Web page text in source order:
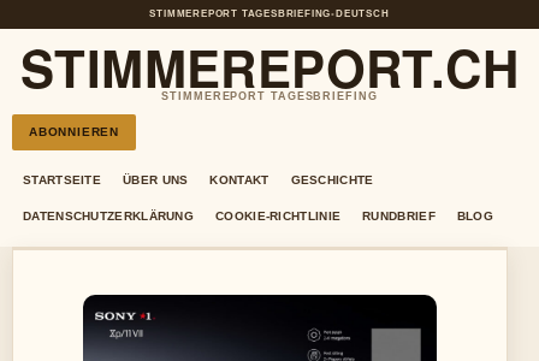
STIMMEREPORT TAGESBRIEFING• DEUTSCH
STIMMEREPORT.CH
STIMMEREPORT TAGESBRIEFING
ABONNIEREN
STARTSEITE ÜBER UNS KONTAKT GESCHICHTE
DATENSCHUTZERKLÄRUNG COOKIE-RICHTLINIE RUNDBRIEF BLOG